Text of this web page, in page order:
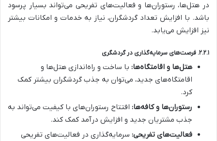
در هتل‌ها، رستوران‌ها و فعالیت‌های تفریحی می‌تواند بسیار پرسود
باشد. با افزایش تعداد گردشگران، نیاز به خدمات و امکانات بیشتر
نیز افزایش می‌یابد.
۲.۲.۱. فرصت‌های سرمایه‌گذاری در گردشگری
هتل‌ها و اقامتگاه‌ها: با ساخت و راه‌اندازی هتل‌ها و
اقامتگاه‌های جدید، می‌توان به جذب گردشگران بیشتر کمک
کرد.
رستوران‌ها و کافه‌ها: افتتاح رستوران‌های با کیفیت می‌تواند به
جذب مشتریان جدید و افزایش درآمد کمک کند.
فعالیت‌های تفریحی: سرمایه‌گذاری در فعالیت‌های تفریحی